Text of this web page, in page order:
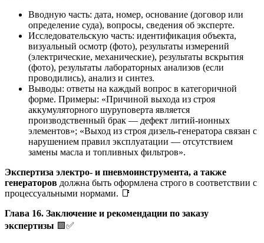
Вводную часть: дата, номер, основание (договор или
определение суда), вопросы, сведения об эксперте.
Исследовательскую часть: идентификация объекта,
визуальный осмотр (фото), результаты измерений
(электрические, механические), результаты вскрытия
(фото), результаты лабораторных анализов (если
проводились), анализ и синтез.
Выводы: ответы на каждый вопрос в категоричной
форме. Примеры: «Причиной выхода из строя
аккумуляторного шуруповерта является
производственный брак — дефект литий-ионных
элементов»; «Выход из строя дизель-генератора связан с
нарушением правил эксплуатации — отсутствием
замены масла и топливных фильтров».
Экспертиза электро- и пневмоинструмента, а также
генераторов должна быть оформлена строго в соответствии с
процессуальными нормами. 📑
Глава 16. Заключение и рекомендации по заказу
экспертизы 🟩✅